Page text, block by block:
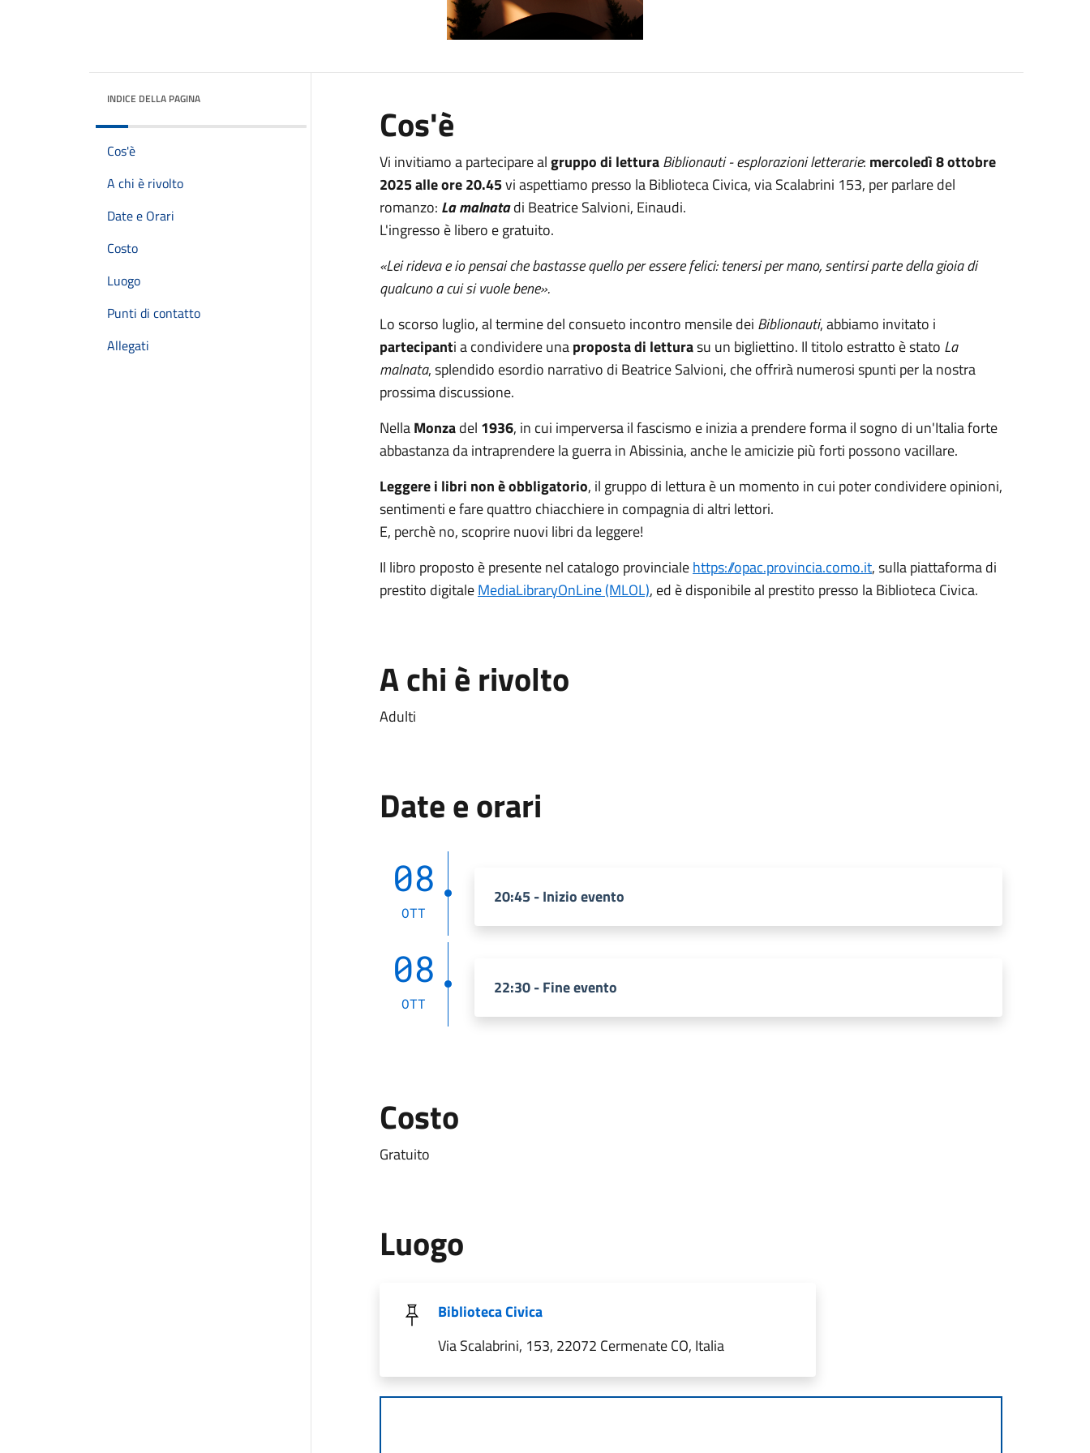
INDICE DELLA PAGINA
Cos'è
A chi è rivolto
Date e Orari
Costo
Luogo
Punti di contatto
Allegati
Cos'è
Vi invitiamo a partecipare algruppo di letturaBiblionauti - esplorazioni letterarie: mercoledì 8 ottobre
2025alle ore20.45vi aspettiamo presso la Biblioteca Civica, via Scalabrini 153, per parlare del
romanzo: La malnatadi Beatrice Salvioni, Einaudi.
L'ingresso è libero e gratuito.
«Lei rideva e io pensai che bastasse quello per essere felici: tenersi per mano, sentirsi parte della gioia di
qualcuno a cui si vuole bene».
Lo scorso luglio, al termine del consueto incontro mensile dei Biblionauti, abbiamo invitato i
partecipanti a condividere unaproposta di letturasu un bigliettino. Il titolo estratto è stato La
malnata, splendido esordio narrativo di Beatrice Salvioni, che offrirà numerosi spunti per la nostra
prossima discussione.
NellaMonzadel 1936, in cui imperversa il fascismo e inizia a prendere forma il sogno di un'Italia forte
abbastanza da intraprendere la guerra in Abissinia, anche le amicizie più forti possono vacillare.
Leggere i libri non è obbligatorio, il gruppo di lettura è un momento in cui poter condividere opinioni,
sentimenti e fare quattro chiacchiere in compagnia di altri lettori.
E, perchè no, scoprire nuovi libri da leggere!
Il libro proposto è presente nel catalogo provincialehttps://opac.provincia.como.it, sulla piattaforma di
prestito digitaleMediaLibraryOnLine (MLOL), ed è disponibile al prestito presso la Biblioteca Civica.
A chi è rivolto
Adulti
Date e orari
08
OTT
20:45 - Inizio evento
08
OTT
22:30 - Fine evento
Costo
Gratuito
Luogo
Biblioteca Civica
Via Scalabrini, 153, 22072 Cermenate CO, Italia